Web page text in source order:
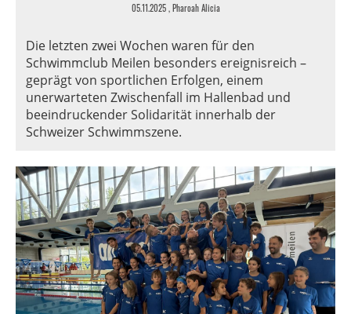
05.11.2025, Pharoah Alicia
Die letzten zwei Wochen waren für den
Schwimmclub Meilen besonders ereignisreich –
geprägt von sportlichen Erfolgen, einem
unerwarteten Zwischenfall im Hallenbad und
beeindruckender Solidarität innerhalb der
Schweizer Schwimmszene.